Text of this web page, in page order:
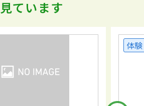
見ています
体験